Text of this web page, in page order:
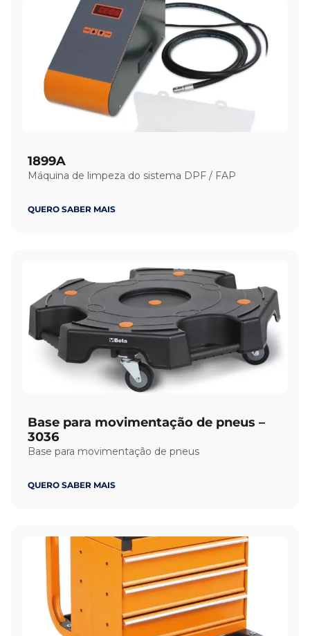
1899A
Máquina de limpeza do sistema DPF / FAP
QUERO SABER MAIS
Base para movimentação de pneus –
3036
Base para movimentação de pneus
QUERO SABER MAIS